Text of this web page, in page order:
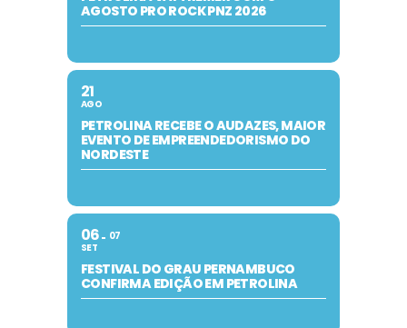
AGOSTO PRO ROCK PNZ 2026
21
AGO
PETROLINA RECEBE O AUDAZES, MAIOR
EVENTO DE EMPREENDEDORISMO DO
NORDESTE
06
SET
07
FESTIVAL DO GRAU PERNAMBUCO
CONFIRMA EDIÇÃO EM PETROLINA